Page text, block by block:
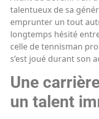
talentueux de sa
emprunter un tout
longtemps hésité
celle de tennisman
s’est joué durant son
Une
un talent